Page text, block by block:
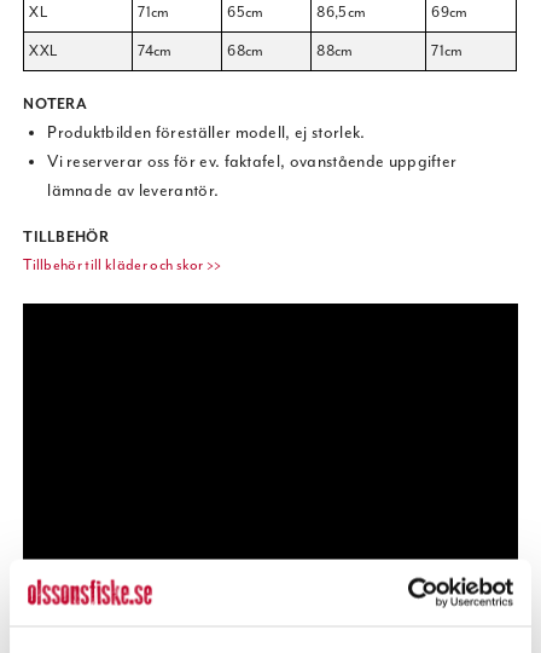
XL
71cm 65cm 86,5cm
69cm
XXL
74cm 68cm 88cm 71cm
NOTERA
Produktbilden föreställer modell, ej storlek.
Vi reserverar oss för ev. faktafel, ovanstående uppgifter
lämnade av leverantör.
TILLBEHÖR
Tillbehör till kläder och skor >>